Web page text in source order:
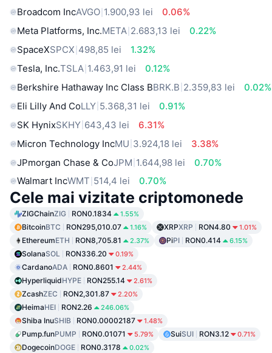
Broadcom IncAVGO 1.900,93 lei
0.06%
Meta Platforms, Inc.META 2.683,13 lei
0.22%
SpaceXSPCX 498,85 lei
1.32%
Tesla, Inc.TSLA 1.463,91 lei
0.12%
Berkshire Hathaway Inc Class BBRK.B 2.359,83 lei
0.02%
Eli Lilly And CoLLY 5.368,31 lei
0.91%
SK HynixSKHY 643,43 lei
6.31%
Micron Technology IncMU 3.924,18 lei
3.38%
JPmorgan Chase & CoJPM 1.644,98 lei
0.70%
Walmart IncWMT 514,4 lei 0.70%
Cele mai vizitate criptomonede
ZIGChainZIG RON0.1834 1.55%
BitcoinBTC RON295,010.07 1.16% XRPXRP RON4.80 1.01%
EthereumETH RON8,705.81 2.37% PiPI RON0.414 6.15%
SolanaSOL RON336.20 0.19%
CardanoADA RON0.8601 2.44%
HyperliquidHYPE RON255.14 2.61%
ZcashZEC RON2,301.87 2.20%
HeimaHEI RON2.26 246.06%
Shiba InuSHIB RON0.00002187 1.48%
Pump.funPUMP RON0.01071 5.79% SuiSUI RON3.12 0.71%
DogecoinDOGE RON0.3178 0.02%